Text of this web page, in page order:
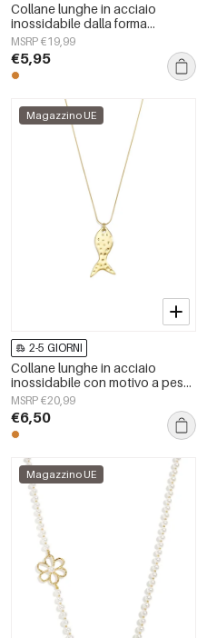
Collane lunghe in acciaio
inossidabile dalla forma
geometrica, semplici, della serie
Simple, perfette per tutti i giorni.
Gioielli da donna.
MSRP €19,99
€5,95
Magazzino UE
2-5 GIORNI
Collane lunghe in acciaio
inossidabile con motivo a pesci,
serie casual e semplice per tutti
i giorni, gioielli da donna
MSRP €20,99
€6,50
Magazzino UE